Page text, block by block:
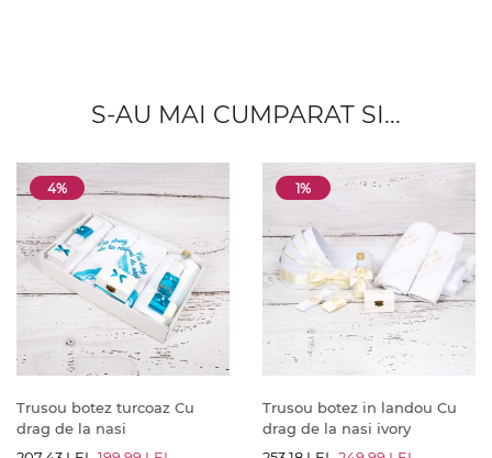
S-AU MAI CUMPARAT SI...
4%
Trusou botez turcoaz Cu
drag de la nasi
1%
Trusou botez in landou Cu
drag de la nasi ivory